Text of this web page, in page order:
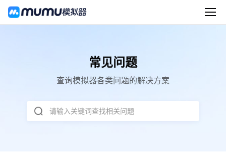
常见问题
查询模拟器各类问题的解决方案
请输入关键词查找相关问题